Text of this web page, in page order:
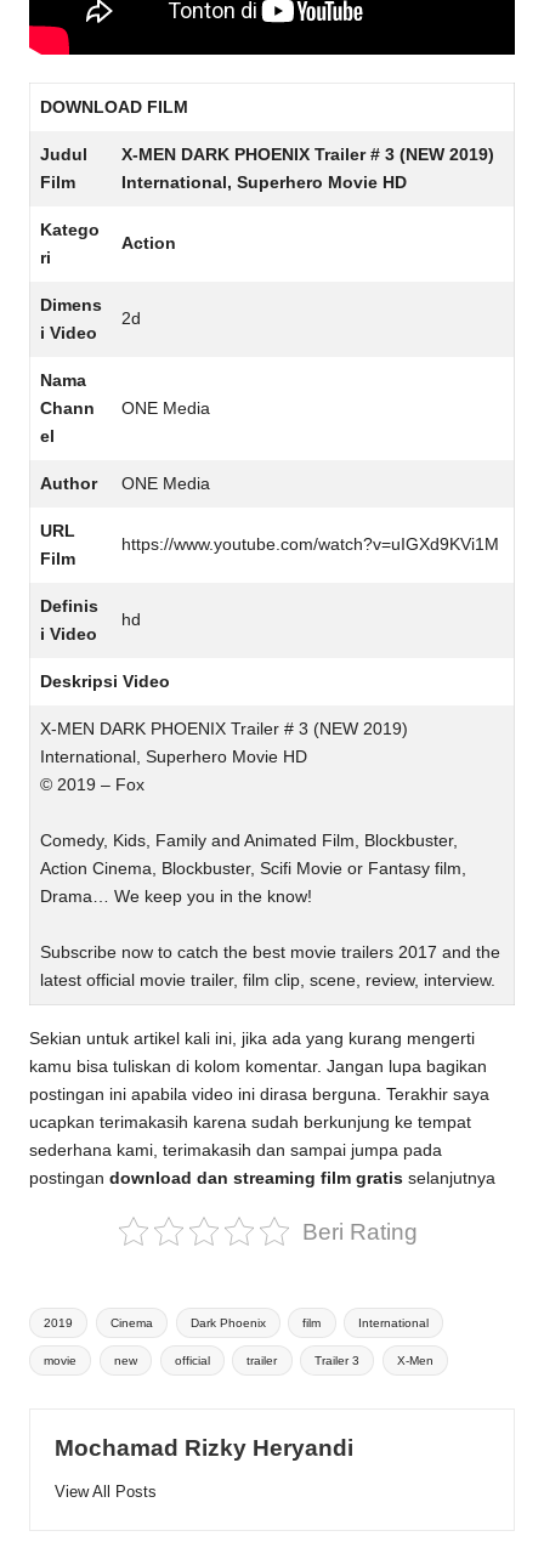
DOWNLOAD FILM
Judul
Film
X-MEN DARK PHOENIX Trailer # 3 (NEW 2019)
International, Superhero Movie HD
Katego
ri
Action
Dimens
i Video
2d
Nama
Chann
el
ONE Media
Author ONE Media
URL
Film
https://www.youtube.com/watch?v=uIGXd9KVi1M
Definis
i Video
hd
Deskripsi Video
X-MEN DARK PHOENIX Trailer # 3 (NEW 2019)
International, Superhero Movie HD
© 2019 – Fox
Comedy, Kids, Family and Animated Film, Blockbuster,
Action Cinema, Blockbuster, Scifi Movie or Fantasy film,
Drama… We keep you in the know!
Subscribe now to catch the best movie trailers 2017 and the
latest official movie trailer, film clip, scene, review, interview.
Sekian untuk artikel kali ini, jika ada yang kurang mengerti
kamu bisa tuliskan di kolom komentar. Jangan lupa bagikan
postingan ini apabila video ini dirasa berguna. Terakhir saya
ucapkan terimakasih karena sudah berkunjung ke tempat
sederhana kami, terimakasih dan sampai jumpa pada
postingan download dan streaming film gratis selanjutnya
Beri Rating
Tags:
2019 Cinema Dark Phoenix film International
movie new official trailer Trailer 3 X-Men
Mochamad Rizky Heryandi
View All Posts